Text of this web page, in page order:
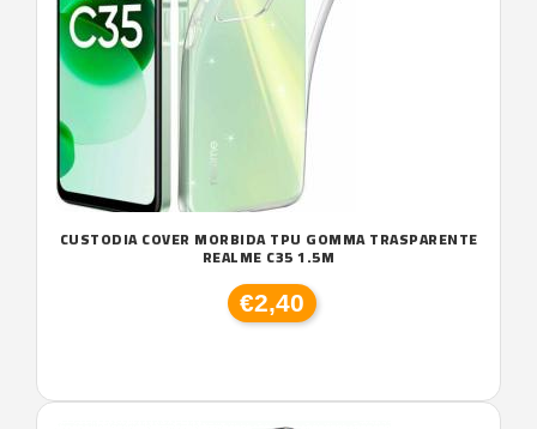
CUSTODIA COVER MORBIDA TPU GOMMA TRASPARENTE
REALME C35 1.5M
€2,40